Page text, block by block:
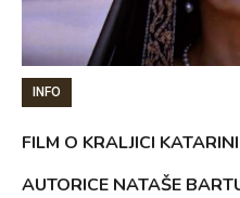
INFO
FILM O KRALJICI
AUTORICE NATAŠE